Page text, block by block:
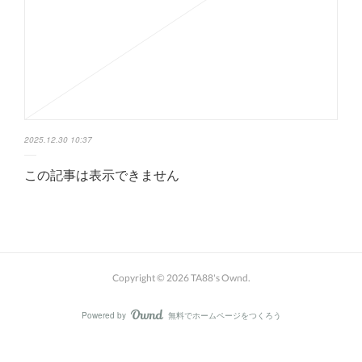
2025.12.30 10:37
この記事は表示できません
Copyright © 2026TA88's Ownd.
Powered by AmebaOwnd
無料でホームページをつくろう